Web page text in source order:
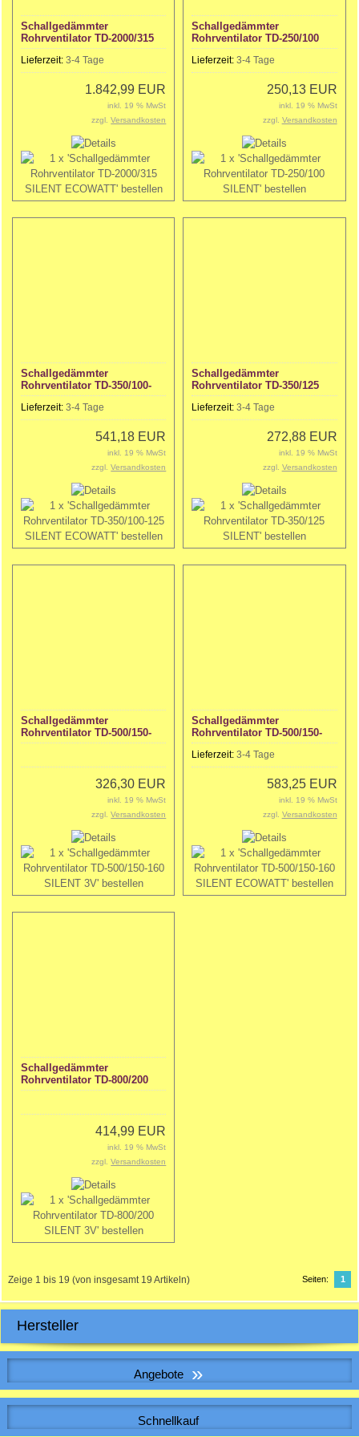
Schallgedämmter
Rohrventilator TD-2000/315
SILENT ECOWATT
Lieferzeit: 3-4 Tage
1.842,99 EUR
inkl. 19 % MwSt
zzgl.Versandkosten
Schallgedämmter
Rohrventilator TD-250/100
SILENT
Lieferzeit:3-4 Tage
250,13 EUR
inkl. 19 % MwSt
zzgl. Versandkosten
Schallgedämmter
Rohrventilator TD-350/100-
125 SILENT ECOWATT
Lieferzeit: 3-4 Tage
541,18 EUR
inkl. 19 % MwSt
zzgl.Versandkosten
Schallgedämmter
Rohrventilator TD-350/125
SILENT
Lieferzeit:3-4 Tage
272,88 EUR
inkl. 19 % MwSt
zzgl. Versandkosten
Schallgedämmter
Rohrventilator TD-500/150-
160 SILENT 3V
326,30 EUR
inkl. 19 % MwSt
zzgl.Versandkosten
Schallgedämmter
Rohrventilator TD-500/150-
160 SILENT ECOWATT
Lieferzeit:3-4 Tage
583,25 EUR
inkl. 19 % MwSt
zzgl. Versandkosten
Schallgedämmter
Rohrventilator TD-800/200
SILENT 3V
414,99 EUR
inkl. 19 % MwSt
zzgl.Versandkosten
Zeige 1 bis 19 (von insgesamt 19 Artikeln) Seiten: 1
Hersteller
Angebote »
WICKELFALZROHR , Lüftungsrohr DN 140
Schnellkauf